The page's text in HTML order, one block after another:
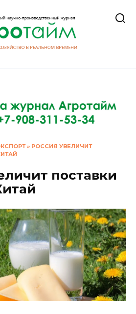
» РОССИЯ УВЕЛИЧИТ
поставки